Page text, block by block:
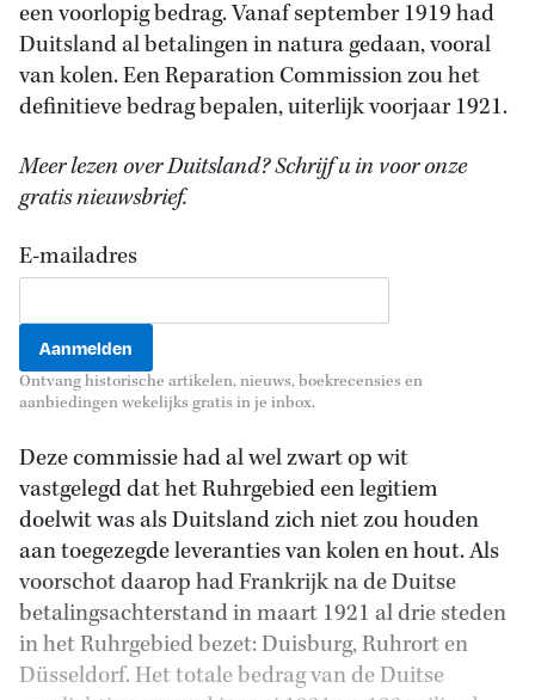
een voorlopig bedrag. Vanaf september 1919 had
Duitsland al betalingen in natura gedaan, vooral
van kolen. Een Reparation Commission zou het
definitieve bedrag bepalen, uiterlijk voorjaar 1921.
Meer lezen over Duitsland? Schrijf u in voor onze
gratis nieuwsbrief.
E-mailadres
Ontvang historische artikelen, nieuws, boekrecensies en
aanbiedingen wekelijks gratis in je inbox.
Deze commissie had al wel zwart op wit
vastgelegd dat het Ruhrgebied een legitiem
doelwit was als Duitsland zich niet zou houden
aan toegezegde leveranties van kolen en hout. Als
voorschot daarop had Frankrijk na de Duitse
betalingsachterstand in maart 1921 al drie steden
in het Ruhrgebied bezet: Duisburg, Ruhrort en
Düsseldorf.Het totale bedrag van de Duitse